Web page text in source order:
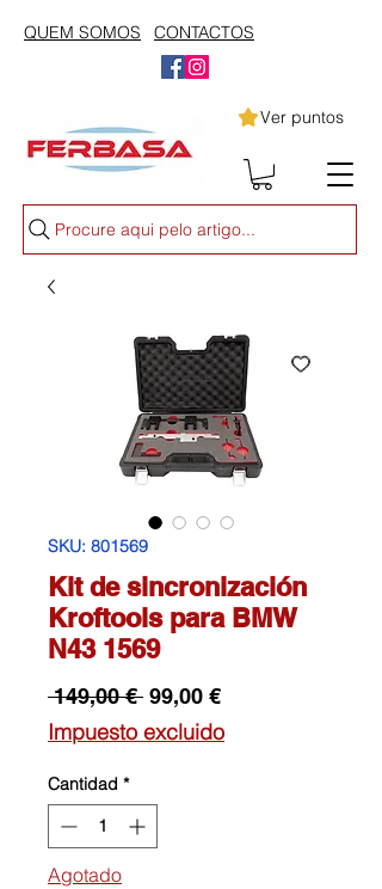
QUEM SOMOS CONTACTOS
Ver puntos
Procure aqui pelo artigo...
SKU: 801569
Kit de sincronización
Kroftools para BMW
N43 1569
149,00 € Precio
99,00 €Precio
de
oferta
Impuesto excluido
Cantidad *
Agotado